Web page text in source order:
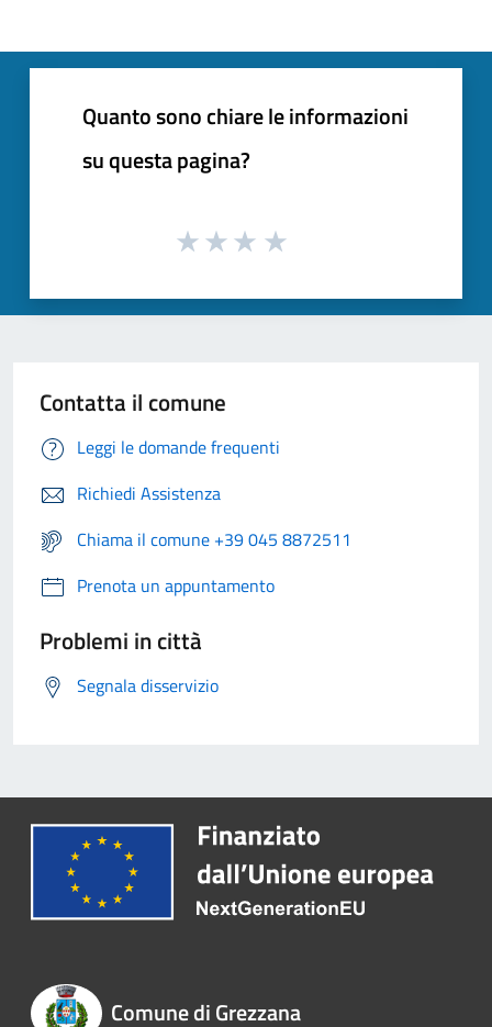
Quanto sono chiare le informazioni
su questa pagina?
Contatta il comune
Leggi le domande frequenti
Richiedi Assistenza
Chiama il comune +39 045 8872511
Prenota un appuntamento
Problemi in città
Segnala disservizio
Comune di Grezzana